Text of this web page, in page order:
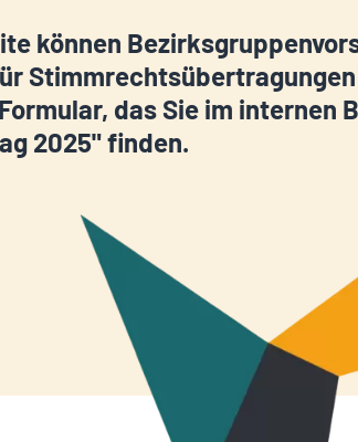
können
das Sie im internen
2025" finden.